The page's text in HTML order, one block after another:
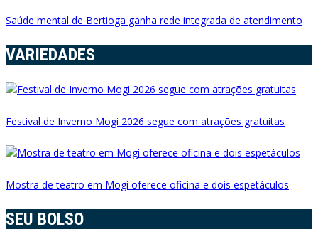
Saúde mental de Bertioga ganha rede integrada de atendimento
VARIEDADES
Festival de Inverno Mogi 2026 segue com atrações gratuitas
Mostra de teatro em Mogi oferece oficina e dois espetáculos
SEU BOLSO